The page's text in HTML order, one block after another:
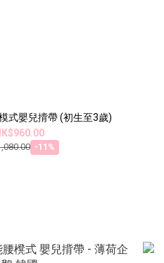
式嬰兒揹帶 (初生至3歲)
-11%